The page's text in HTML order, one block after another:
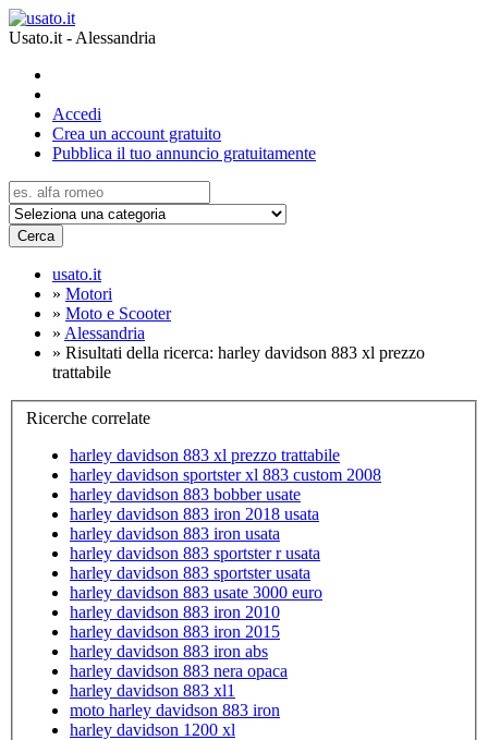
Usato.it - Alessandria
Accedi
Crea un account gratuito
Pubblica il tuo annuncio gratuitamente
Cerca
usato.it
» Motori
» Moto e Scooter
» Alessandria
» Risultati della ricerca: harley davidson 883 xl prezzo
trattabile
Ricerche correlate
harley davidson 883 xl prezzo trattabile
harley davidson sportster xl 883 custom 2008
harley davidson 883 bobber usate
harley davidson 883 iron 2018 usata
harley davidson 883 iron usata
harley davidson 883 sportster r usata
harley davidson 883 sportster usata
harley davidson 883 usate 3000 euro
harley davidson 883 iron 2010
harley davidson 883 iron 2015
harley davidson 883 iron abs
harley davidson 883 nera opaca
harley davidson 883 xl1
moto harley davidson 883 iron
harley davidson 1200 xl